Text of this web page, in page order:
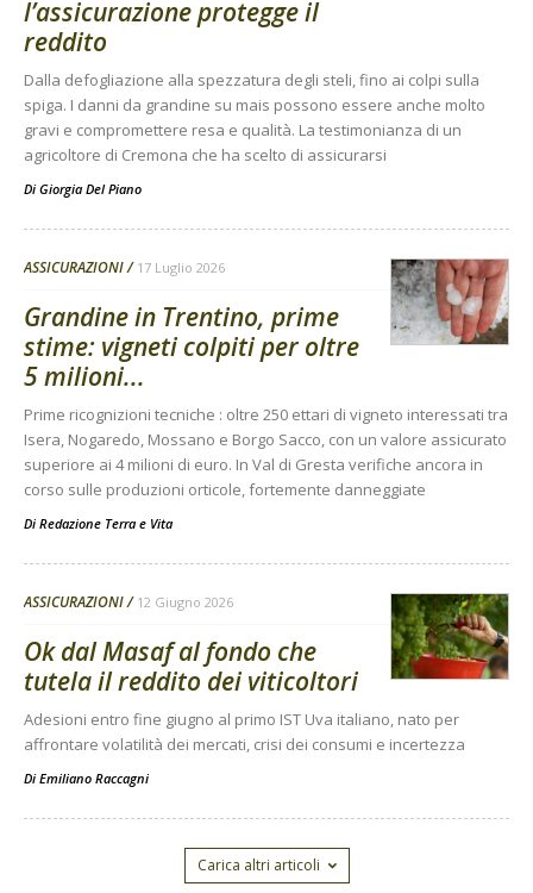
l’assicurazione protegge il
reddito
Dalla defogliazione alla spezzatura degli steli, fino ai colpi sulla
spiga. I danni da grandine su mais possono essere anche molto
gravi e compromettere resa e qualità. La testimonianza di un
agricoltore di Cremona che ha scelto di assicurarsi
Di Giorgia Del Piano
ASSICURAZIONI 17 Luglio 2026
Grandine in Trentino, prime
stime: vigneti colpiti per oltre
5 milioni...
Prime ricognizioni tecniche : oltre 250 ettari di vigneto interessati tra
Isera, Nogaredo, Mossano e Borgo Sacco, con un valore assicurato
superiore ai 4 milioni di euro. In Val di Gresta verifiche ancora in
corso sulle produzioni orticole, fortemente danneggiate
Di Redazione Terra e Vita
ASSICURAZIONI 12 Giugno 2026
Ok dal Masaf al fondo che
tutela il reddito dei viticoltori
Adesioni entro fine giugno al primo IST Uva italiano, nato per
affrontare volatilità dei mercati, crisi dei consumi e incertezza
Di Emiliano Raccagni
Carica altri articoli